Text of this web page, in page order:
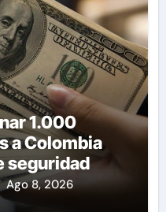
1.000
a Colombia
seguridad
Ago 8, 2026